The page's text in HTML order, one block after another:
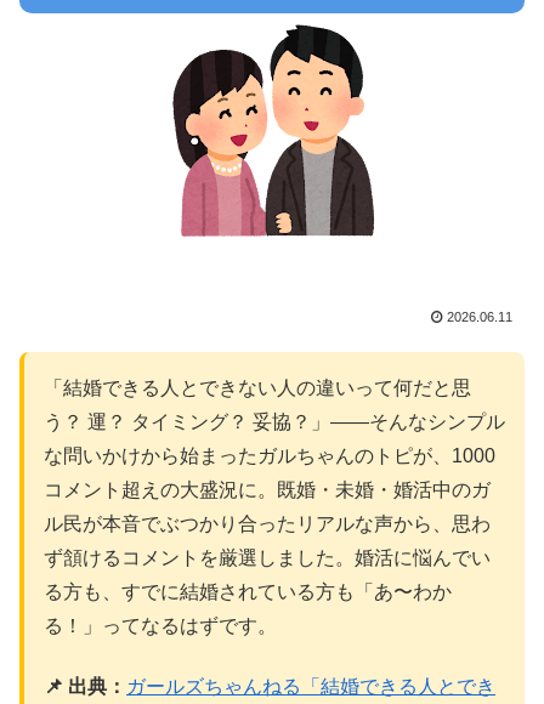
2026.06.11
「結婚できる人とできない人の違いって何だと思
う？ 運？ タイミング？ 妥協？」——そんなシンプル
な問いかけから始まったガルちゃんのトピが、1000
コメント超えの大盛況に。既婚・未婚・婚活中のガ
ル民が本音でぶつかり合ったリアルな声から、思わ
ず頷けるコメントを厳選しました。婚活に悩んでい
る方も、すでに結婚されている方も「あ〜わか
る！」ってなるはずです。
📌 出典： ガールズちゃんねる「結婚できる人とでき